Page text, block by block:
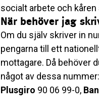
socialt arbete och
När behöver jag
Om du själv skriver in
pengarna till ett
mottagare. Då behöver
något av dessa nummer:
Plusgiro 90 06 99-0,